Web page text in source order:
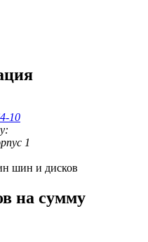
10
1
шин и дисков
на сумму